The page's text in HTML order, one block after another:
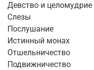
Девство и целомудрие
Слезы
Послушание
Истинный монах
Отшельничество
Подвижничество